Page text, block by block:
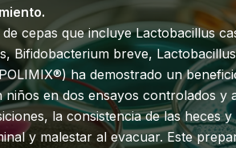
cepas que incluye Lactobacillus
Bifidobacterium breve,
ha demostrado un
niños en dos ensayos controlados y
la consistencia de las heces
y malestar al evacuar. Este